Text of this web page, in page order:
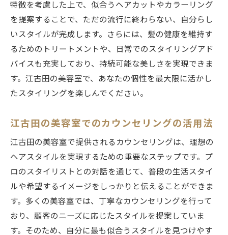
特徴を考慮した上で、似合うヘアカットやカラーリング
を提案することで、ただの流行に終わらない、自分らし
いスタイルが完成します。さらには、髪の健康を維持す
るためのトリートメントや、日常でのスタイリングアド
バイスも充実しており、持続可能な美しさを実現できま
す。江古田の美容室で、あなたの個性を最大限に活かし
たスタイリングを楽しんでください。
江古田の美容室でのカウンセリングの活用法
江古田の美容室で提供されるカウンセリングは、理想の
ヘアスタイルを実現するための重要なステップです。プ
ロのスタイリストとの対話を通じて、普段の生活スタイ
ルや希望するイメージをしっかりと伝えることができま
す。多くの美容室では、丁寧なカウンセリングを行って
おり、顧客のニーズに応じたスタイルを提案していま
す。そのため、自分に最も似合うスタイルを見つけやす